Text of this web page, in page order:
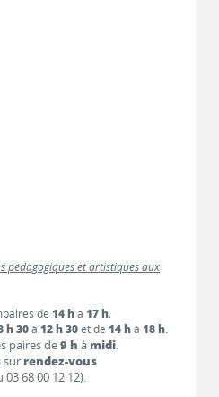
pédagogiques et artistiques aux
de 14 hà 17 h.
h 30à 12 h 30et de 14 hà 18 h.
paires de9 h à midi.
sur rendez-vous
68 00 12 12).